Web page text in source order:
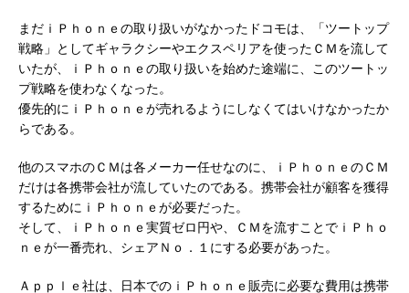
まだｉＰｈｏｎｅの取り扱いがなかったドコモは、「ツートップ
戦略」としてギャラクシーやエクスペリアを使ったＣＭを流して
いたが、ｉＰｈｏｎｅの取り扱いを始めた途端に、このツートッ
プ戦略を使わなくなった。
優先的にｉＰｈｏｎｅが売れるようにしなくてはいけなかったか
らである。
他のスマホのＣＭは各メーカー任せなのに、ｉＰｈｏｎｅのＣＭ
だけは各携帯会社が流していたのである。携帯会社が顧客を獲得
するためにｉＰｈｏｎｅが必要だった。
そして、ｉＰｈｏｎｅ実質ゼロ円や、ＣＭを流すことでｉＰｈｏ
ｎｅが一番売れ、シェアＮｏ．１にする必要があった。
Ａｐｐｌｅ社は、日本でのｉＰｈｏｎｅ販売に必要な費用は携帯